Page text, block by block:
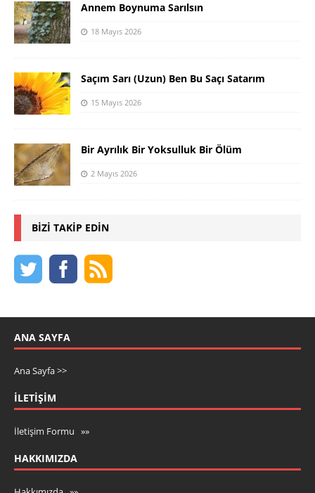
Annem Boynuma Sarılsın
18 Mayıs 2026
Saçım Sarı (Uzun) Ben Bu Saçı Satarım
15 Mayıs 2026
Bir Ayrılık Bir Yoksulluk Bir Ölüm
2 Mayıs 2026
BIZI TAKIP EDIN
ANA SAYFA
Ana Sayfa >>
İLETIŞIM
İletişim Formu »»
HAKKIMIZDA